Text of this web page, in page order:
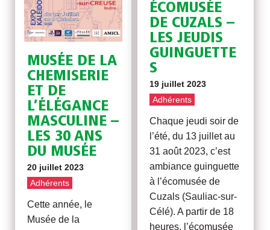
MUSÉE DE LA
CHEMISERIE
ET DE
L’ÉLÉGANCE
MASCULINE –
LES 30 ANS
DU MUSÉE
20 juillet 2023
Adhérents
Cette année, le
Musée de la
ÉCOMUSÉE
DE CUZALS –
LES JEUDIS
GUINGUETTE
S
19 juillet 2023
Adhérents
Chaque jeudi soir de
l’été, du 13 juillet au
31 août 2023, c’est
ambiance guinguette
à l’écomusée de
Cuzals (Sauliac-sur-
Célé). A partir de 18
heures, l’écomusée